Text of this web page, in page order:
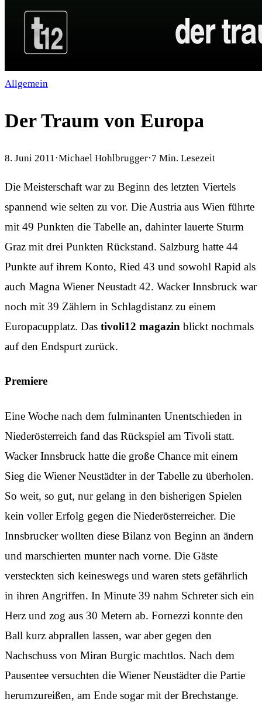
Allgemein
Der Traum von Europa
8. Juni 2011 ·Michael Hohlbrugger·7 Min. Lesezeit
Die Meisterschaft war zu Beginn des letzten Viertels
spannend wie selten zu vor. Die Austria aus Wien führte
mit 49 Punkten die Tabelle an, dahinter lauerte Sturm
Graz mit drei Punkten Rückstand. Salzburg hatte 44
Punkte auf ihrem Konto, Ried 43 und sowohl Rapid als
auch Magna Wiener Neustadt 42. Wacker Innsbruck war
noch mit 39 Zählern in Schlagdistanz zu einem
Europacupplatz. Das tivoli12 magazin blickt nochmals
auf den Endspurt zurück.
Premiere
Eine Woche nach dem fulminanten Unentschieden in
Niederösterreich fand das Rückspiel am Tivoli statt.
Wacker Innsbruck hatte die große Chance mit einem
Sieg die Wiener Neustädter in der Tabelle zu überholen.
So weit, so gut, nur gelang in den bisherigen Spielen
kein voller Erfolg gegen die Niederösterreicher. Die
Innsbrucker wollten diese Bilanz von Beginn an ändern
und marschierten munter nach vorne. Die Gäste
versteckten sich keineswegs und waren stets gefährlich
in ihren Angriffen. In Minute 39 nahm Schreter sich ein
Herz und zog aus 30 Metern ab. Fornezzi konnte den
Ball kurz abprallen lassen, war aber gegen den
Nachschuss von Miran Burgic machtlos. Nach dem
Pausentee versuchten die Wiener Neustädter die Partie
herumzureißen, am Ende sogar mit der Brechstange.